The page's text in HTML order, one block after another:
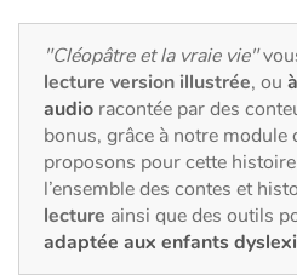
Documentaires
En famille
Quotidien et loisirs
À l'école
"Cléopâtre et la vraie vie"
lecture version illustrée, ou
audio racontée par des
bonus, grâce à notre module
proposons pour cette
l’ensemble des contes et
lecture ainsi que des outils
adaptée aux enfants